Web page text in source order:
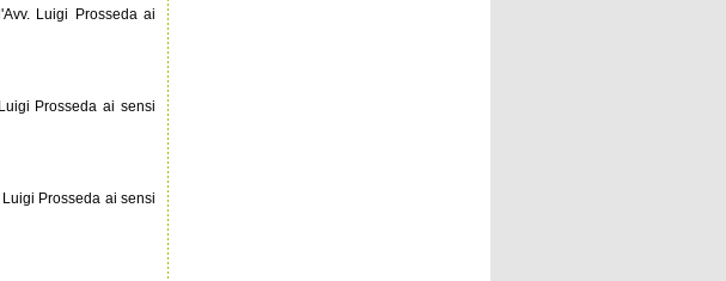
Luigi Prosseda ai
Prosseda ai sensi
Prosseda ai sensi